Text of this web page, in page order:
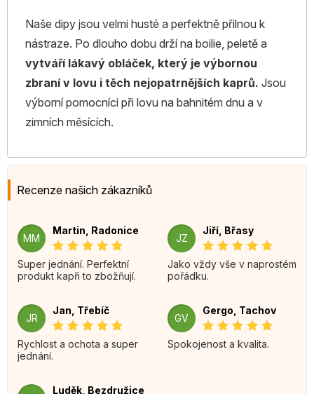
Naše dipy jsou velmi husté a perfektně přilnou k
nástraze. Po dlouho dobu drží na boilie, peletě a
vytváří lákavý obláček, který je výbornou
zbraní v lovu i těch nejopatrnějších kaprů. Jsou
výborní pomocníci při lovu na bahnitém dnu a v
zimních měsících.
Recenze našich zákazníků
MM
Martin, Radonice
Super jednání. Perfektní
produkt kapři to zbožňují.
JZ
Jiří, Břasy
Jako vždy vše v naprostém
pořádku.
JR
Jan, Třebíč
Rychlost a ochota a super
jednání.
GV
Gergo, Tachov
Spokojenost a kvalita.
Luděk, Bezdružice